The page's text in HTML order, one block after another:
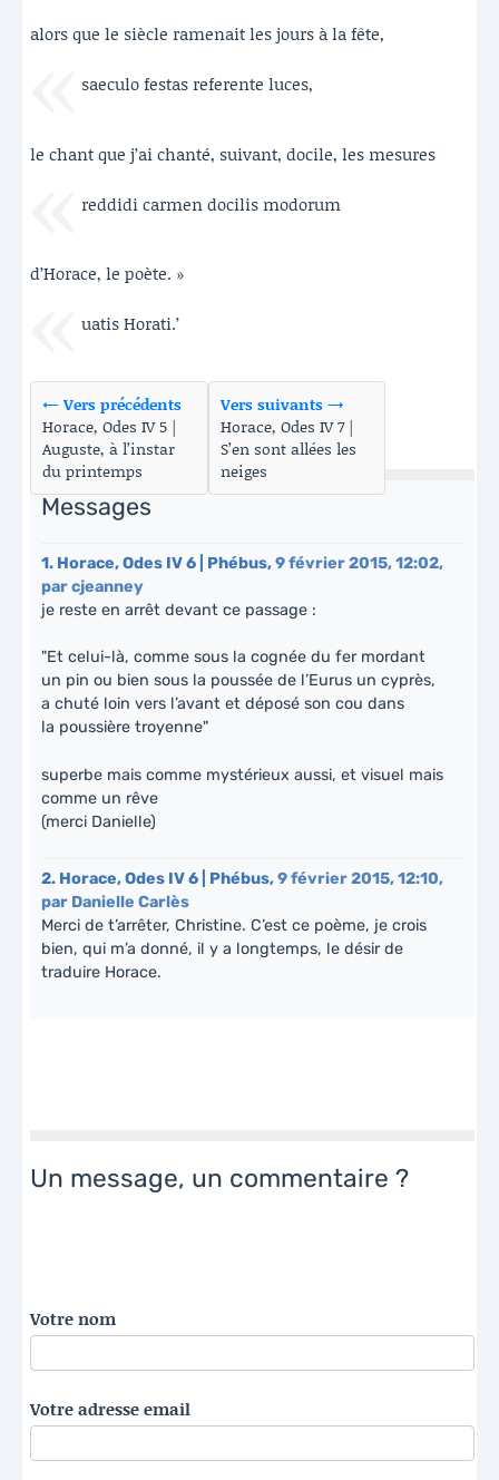
alors que le siècle ramenait les jours à la fête,
saeculo festas referente luces,
le chant que j’ai chanté, suivant, docile, les mesures
reddidi carmen docilis modorum
d’Horace, le poète. »
uatis Horati.’
← Vers précédents
Horace, Odes IV 5 |
Auguste, à l’instar
du printemps
Vers suivants →
Horace, Odes IV 7 |
S’en sont allées les
neiges
Messages
1. Horace, Odes IV 6 | Phébus,9 février 2015, 12:02,
parcjeanney
je reste en arrêt devant ce passage :
"Et celui-là, comme sous la cognée du fer mordant
un pin ou bien sous la poussée de l’Eurus un cyprès,
a chuté loin vers l’avant et déposé son cou dans
la poussière troyenne"
superbe mais comme mystérieux aussi, et visuel mais
comme un rêve
(merci Danielle)
2. Horace, Odes IV 6 | Phébus,9 février 2015, 12:10,
par Danielle Carlès
Merci de t’arrêter, Christine. C’est ce poème, je crois
bien, qui m’a donné, il y a longtemps, le désir de
traduire Horace.
Un message, un commentaire ?
Votre nom
Votre adresse email